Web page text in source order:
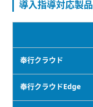
導入指導対応製品
奉行クラウド
奉行クラウドEdge